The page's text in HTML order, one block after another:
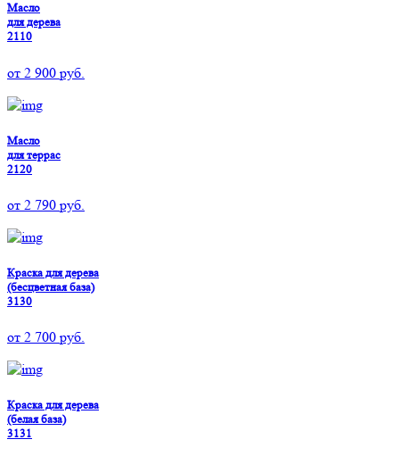
Масло
для дерева
2110
от 2 900 руб.
Масло
для террас
2120
от 2 790 руб.
Краска для дерева
(бесцветная база)
3130
от 2 700 руб.
Краска для дерева
(белая база)
3131